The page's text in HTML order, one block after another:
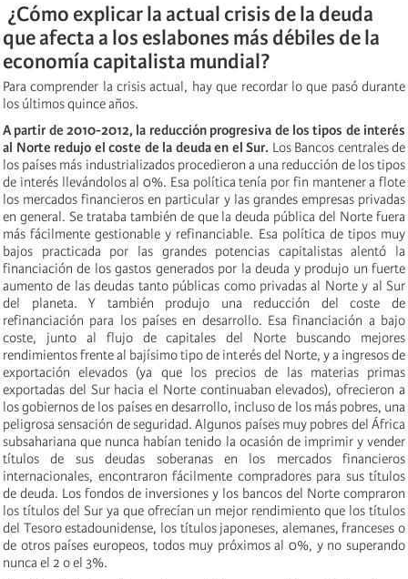
¿Cómo explicar la actual crisis de la deuda
que afecta a los eslabones más débiles de la
economía capitalista mundial?
Para comprender la crisis actual, hay que recordar lo que pasó durante
los últimos quince años.
A partir de 2010-2012, la reducción progresiva de los tipos de interés
al Norte redujo el coste de la deuda en el Sur. Los Bancos centrales de
los países más industrializados procedieron a una reducción de los tipos
de interés llevándolos al 0%. Esa política tenía por fin mantener a flote
los mercados financieros en particular y las grandes empresas privadas
en general. Se trataba también de que la deuda pública del Norte fuera
más fácilmente gestionable y refinanciable. Esa política de tipos muy
bajos practicada por las grandes potencias capitalistas alentó la
financiación de los gastos generados por la deuda y produjo un fuerte
aumento de las deudas tanto públicas como privadas al Norte y al Sur
del planeta. Y también produjo una reducción del coste de
refinanciación para los países en desarrollo. Esa financiación a bajo
coste, junto al flujo de capitales del Norte buscando mejores
rendimientos frente al bajísimo tipo de interés del Norte, y a ingresos de
exportación elevados (ya que los precios de las materias primas
exportadas del Sur hacia el Norte continuaban elevados), ofrecieron a
los gobiernos de los países en desarrollo, incluso de los más pobres, una
peligrosa sensación de seguridad. Algunos países muy pobres del África
subsahariana que nunca habían tenido la ocasión de imprimir y vender
títulos de sus deudas soberanas en los mercados financieros
internacionales, encontraron fácilmente compradores para sus títulos
de deuda. Los fondos de inversiones y los bancos del Norte compraron
los títulos del Sur ya que ofrecían un mejor rendimiento que los títulos
del Tesoro estadounidense, los títulos japoneses, alemanes, franceses o
de otros países europeos, todos muy próximos al 0%, y no superando
nunca el 2 o el 3%.